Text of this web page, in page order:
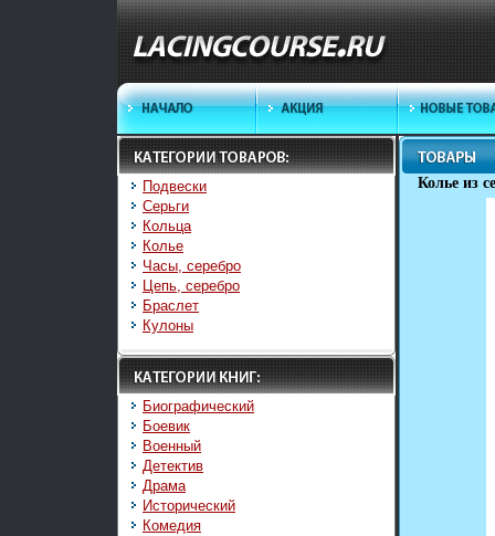
Подвески
Серьги
Кольца
Колье
Часы, серебро
Цепь, серебро
Браслет
Кулоны
Биографический
Боевик
Военный
Детектив
Драма
Исторический
Комедия
Колье из